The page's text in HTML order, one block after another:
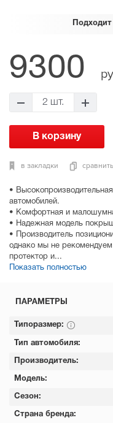
Подходит
•
автомобилей.
• Комфортная и
• Надежная модель
• Производитель
однако мы не
протектор и...
Показать полностью
9300
2 шт.
в закладки сравнить
ПАРАМЕТРЫ
Типоразмер:
Тип автомобиля:
Производитель:
Модель:
Сезон:
Страна бренда: